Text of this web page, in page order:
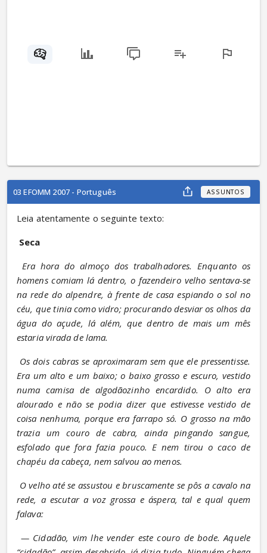
03 EFOMM 2007 - Português ASSUNTOS
Leia atentamente o seguinte texto:
Seca
Era hora do almoço dos trabalhadores. Enquanto os
homens comiam lá dentro, o fazendeiro velho sentava-se
na rede do alpendre, à frente de casa espiando o sol no
céu, que tinia como vidro; procurando desviar os olhos da
água do açude, lá além, que dentro de mais um mês
estaria virada de lama.
Os dois cabras se aproximaram sem que ele pressentisse.
Era um alto e um baixo; o baixo grosso e escuro, vestido
numa camisa de algodãozinho encardido. O alto era
alourado e não se podia dizer que estivesse vestido de
coisa nenhuma, porque era farrapo só. O grosso na mão
trazia um couro de cabra, ainda pingando sangue,
esfolado que fora fazia pouco. E nem tirou o caco de
chapéu da cabeça, nem salvou ao menos.
O velho até se assustou e bruscamente se pôs a cavalo na
rede, a escutar a voz grossa e áspera, tal e qual quem
falava:
— Cidadão, vim lhe vender este couro de bode. Aquele